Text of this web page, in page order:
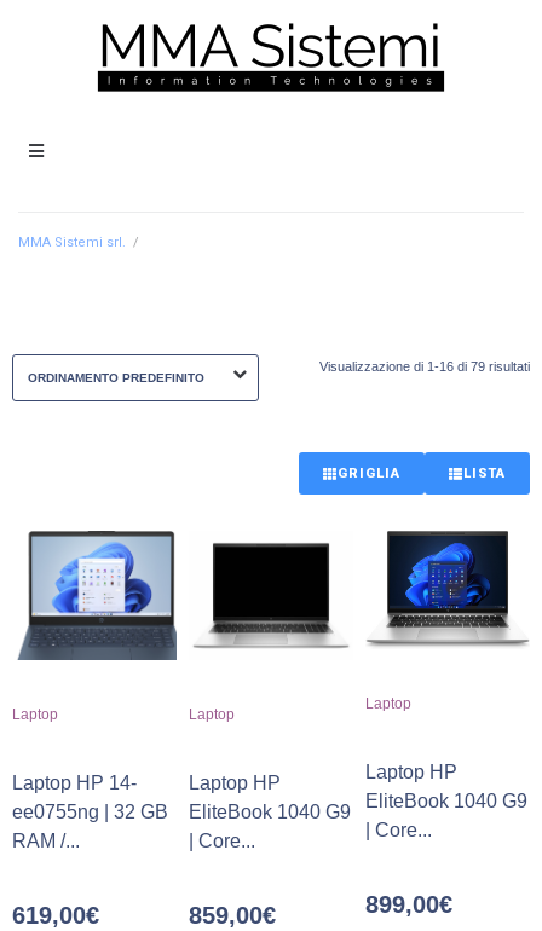
MMA Sistemi srl. /
Visualizzazione di 1-16 di 79 risultati
GRIGLIA LISTA
Laptop
Laptop HP 14-
ee0755ng | 32 GB
RAM /...
619,00€
Laptop
Laptop HP
EliteBook 1040 G9
| Core...
859,00€
Laptop
Laptop HP
EliteBook 1040 G9
| Core...
899,00€